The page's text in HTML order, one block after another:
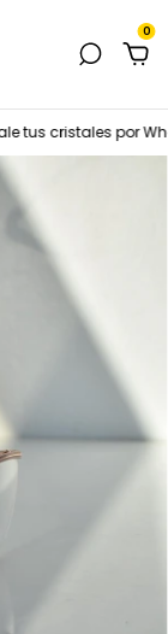
0
tus cristales por